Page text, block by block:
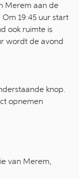
Merem aan de
19:45 uur start
ook ruimte is
wordt de avond
knop.
opnemen
van Merem,